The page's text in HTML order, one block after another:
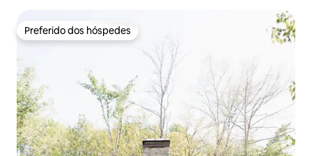
Preferido dos hóspedes
Preferido dos hóspedes